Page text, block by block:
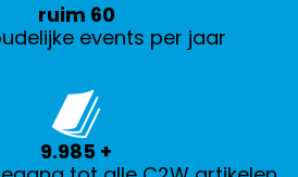
events per jaar
ruim 60
10.000 +